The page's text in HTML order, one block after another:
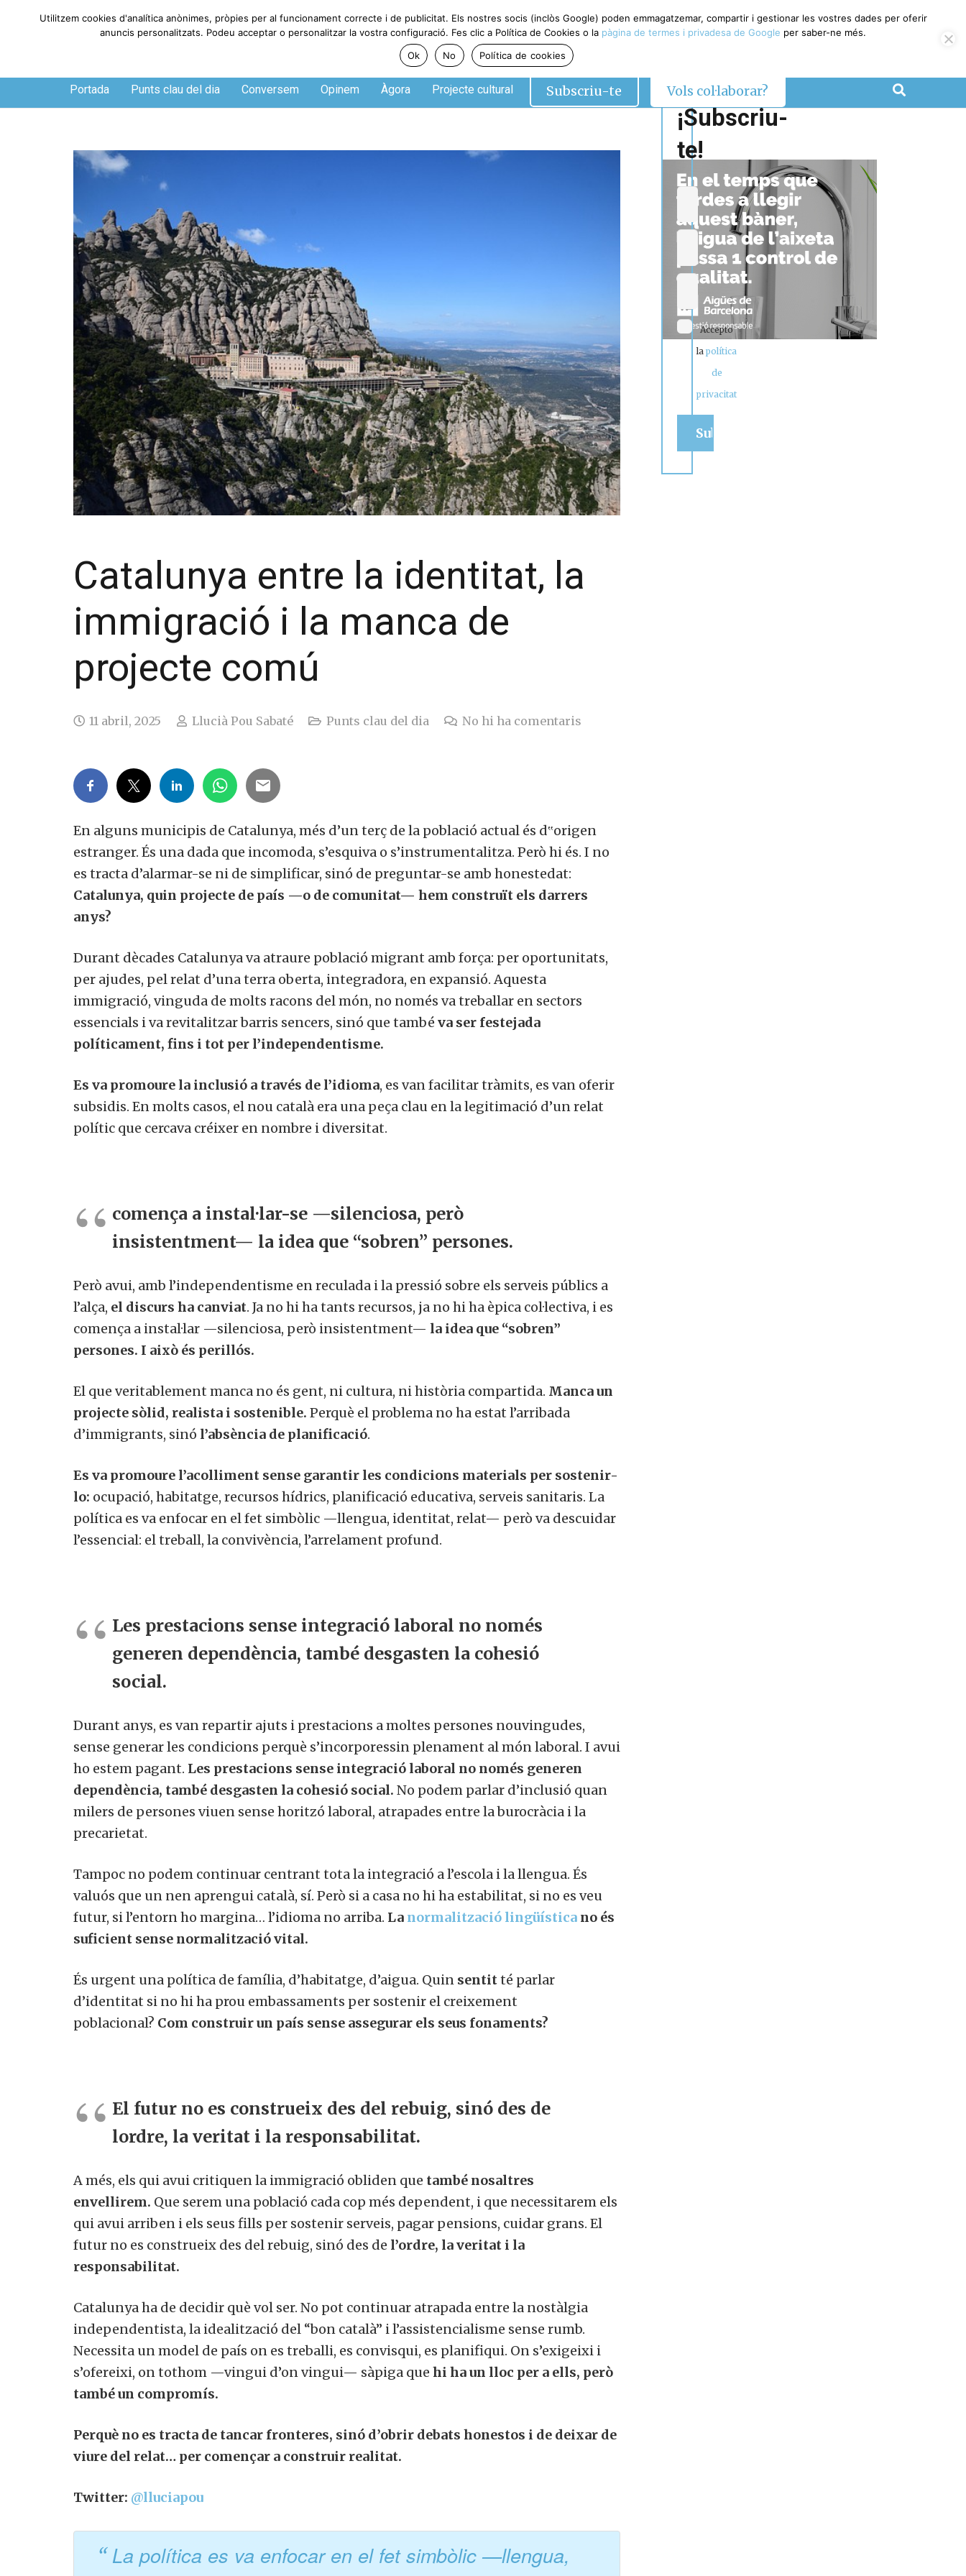
Dijous, 6 de agosto de 2026
Portada Punts clau del dia Conversem Opinem Àgora Projecte cultural Subscriu-te Vols col·laborar?
Catalunya entre la identitat, la
immigració i la manca de
projecte comú
11 abril, 2025 Llucià Pou Sabaté Punts clau del dia No hi ha comentaris
En alguns municipis de Catalunya, més d’un terç de la població actual és d‟origen
estranger. És una dada que incomoda, s’esquiva o s’instrumentalitza. Però hi és. I no
es tracta d’alarmar-se ni de simplificar, sinó de preguntar-se amb honestedat:
Catalunya, quin projecte de país —o de comunitat— hem construït els darrers
anys?
Durant dècades Catalunya va atraure població migrant amb força: per oportunitats,
per ajudes, pel relat d’una terra oberta, integradora, en expansió. Aquesta
immigració, vinguda de molts racons del món, no només va treballar en sectors
essencials i va revitalitzar barris sencers, sinó que també va ser festejada
políticament, fins i tot per l’independentisme.
Es va promoure la inclusió a través de l’idioma, es van facilitar tràmits, es van oferir
subsidis. En molts casos, el nou català era una peça clau en la legitimació d’un relat
polític que cercava créixer en nombre i diversitat.
comença a instal·lar-se —silenciosa, però
insistentment— la idea que “sobren” persones.
Però avui, amb l’independentisme en reculada i la pressió sobre els serveis públics a
l’alça, el discurs ha canviat. Ja no hi ha tants recursos, ja no hi ha èpica col·lectiva, i es
comença a instal·lar —silenciosa, però insistentment— la idea que “sobren”
persones. I això és perillós.
El que veritablement manca no és gent, ni cultura, ni història compartida. Manca un
projecte sòlid, realista i sostenible. Perquè el problema no ha estat l’arribada
d’immigrants, sinó l’absència de planificació.
Es va promoure l’acolliment sense garantir les condicions materials per sostenir-
lo: ocupació, habitatge, recursos hídrics, planificació educativa, serveis sanitaris. La
política es va enfocar en el fet simbòlic —llengua, identitat, relat— però va descuidar
l’essencial: el treball, la convivència, l’arrelament profund.
Les prestacions sense integració laboral no només
generen dependència, també desgasten la cohesió
social.
Durant anys, es van repartir ajuts i prestacions a moltes persones nouvingudes,
sense generar les condicions perquè s’incorporessin plenament al món laboral. I avui
ho estem pagant. Les prestacions sense integració laboral no només generen
dependència, també desgasten la cohesió social. No podem parlar d’inclusió quan
milers de persones viuen sense horitzó laboral, atrapades entre la burocràcia i la
precarietat.
Tampoc no podem continuar centrant tota la integració a l’escola i la llengua. És
valuós que un nen aprengui català, sí. Però si a casa no hi ha estabilitat, si no es veu
futur, si l’entorn ho margina… l’idioma no arriba. La normalització lingüística no és
suficient sense normalització vital.
És urgent una política de família, d’habitatge, d’aigua. Quin sentitté parlar
d’identitat si no hi ha prou embassaments per sostenir el creixement
poblacional? Com construir un país sense assegurar els seus fonaments?
El futur no es construeix des del rebuig, sinó des de
lordre, la veritat i la responsabilitat.
A més, els qui avui critiquen la immigració obliden que també nosaltres
envellirem. Que serem una població cada cop més dependent, i que necessitarem els
qui avui arriben i els seus fills per sostenir serveis, pagar pensions, cuidar grans. El
futur no es construeix des del rebuig, sinó des de l’ordre, la veritat i la
responsabilitat.
Catalunya ha de decidir què vol ser. No pot continuar atrapada entre la nostàlgia
independentista, la idealització del “bon català” i l’assistencialisme sense rumb.
Necessita un model de país on es treballi, es convisqui, es planifiqui. On s’exigeixi i
s’ofereixi, on tothom —vingui d’on vingui— sàpiga que hi ha un lloc per a ells, però
també un compromís.
Perquè no es tracta de tancar fronteres, sinó d’obrir debats honestos i de deixar de
viure del relat… per començar a construir realitat.
Twitter: @lluciapou
La política es va enfocar en el fet simbòlic —llengua,
¡Subscriu-
te!
Accepto
lapolítica
de
privacitat
Utilitzem cookies d'analítica anònimes, pròpies per al funcionament correcte i de publicitat. Els nostres socis (inclòs Google) poden emmagatzemar, compartir i gestionar les vostres dades per oferir
anuncis personalitzats. Podeu acceptar o personalitzar la vostra configuració. Fes clic a Política de Cookies o la pàgina de termes i privadesa de Google per saber-ne més.
Ok
No Política de cookies